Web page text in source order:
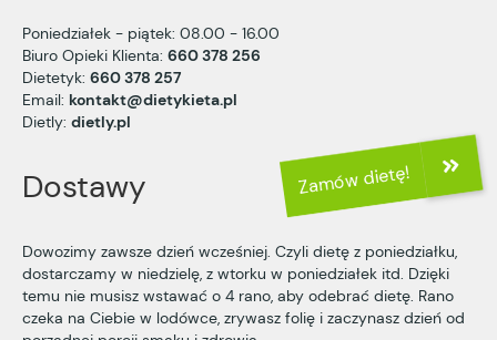
Poniedziałek - piątek: 08.00 - 16.00
Biuro Opieki Klienta: 660 378 256
Dietetyk: 660 378 257
Email: kontakt@dietykieta.pl
Dietly: dietly.pl
Dostawy
Dowozimy zawsze dzień wcześniej. Czyli dietę z poniedziałku,
dostarczamy w niedzielę, z wtorku w poniedziałek itd. Dzięki
temu nie musisz wstawać o 4 rano, aby odebrać dietę. Rano
czeka na Ciebie w lodówce, zrywasz folię i zaczynasz dzień od